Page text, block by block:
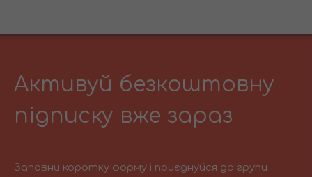
Активуй безкоштовну
підписку вже зараз
Заповни коротку форму і приєднуйся до групи